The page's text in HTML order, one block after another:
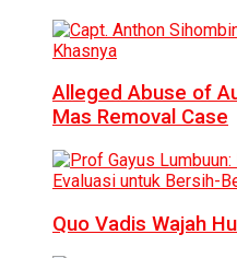
Alleged Abuse of
Mas Removal Case
Quo Vadis Wajah